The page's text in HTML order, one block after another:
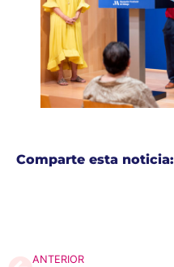
Comparte esta noticia:
ANTERIOR